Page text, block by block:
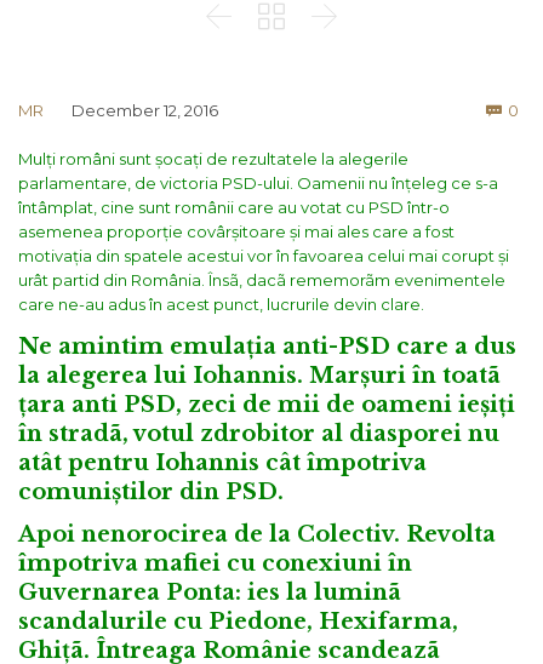
  
MR December 12, 2016  0
Mulți români sunt șocați de rezultatele la alegerile
parlamentare, de victoria PSD-ului. Oamenii nu înțeleg ce s-a
întâmplat, cine sunt românii care au votat cu PSD într-o
asemenea proporție covârșitoare și mai ales care a fost
motivația din spatele acestui vor în favoarea celui mai corupt și
urât partid din România. Însã, dacã rememorãm evenimentele
care ne-au adus în acest punct, lucrurile devin clare.
Ne amintim emulația anti-PSD care a dus
la alegerea lui Iohannis. Marșuri în toatã
țara anti PSD, zeci de mii de oameni ieșiți
în stradã, votul zdrobitor al diasporei nu
atât pentru Iohannis cât împotriva
comuniștilor din PSD.
Apoi nenorocirea de la Colectiv. Revolta
împotriva mafiei cu conexiuni în
Guvernarea Ponta: ies la luminã
scandalurile cu Piedone, Hexifarma,
Ghițã. Întreaga Românie scandeazã